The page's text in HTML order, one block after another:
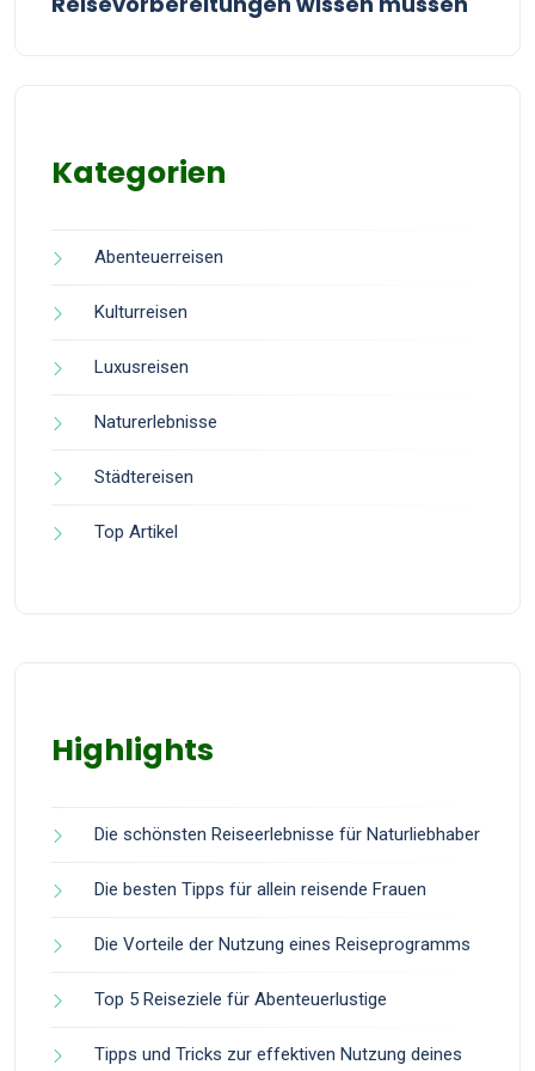
Kategorien
Abenteuerreisen
Kulturreisen
Luxusreisen
Naturerlebnisse
Städtereisen
Top Artikel
Highlights
Die schönsten Reiseerlebnisse für Naturliebhaber
Die besten Tipps für allein reisende Frauen
Die Vorteile der Nutzung eines Reiseprogramms
Top 5 Reiseziele für Abenteuerlustige
Tipps und Tricks zur effektiven Nutzung deines